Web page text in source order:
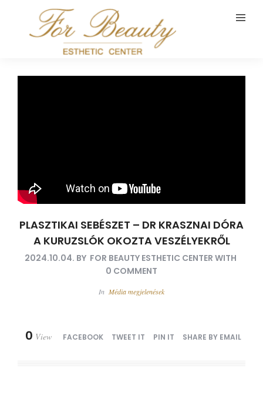
PLASZTIKAI SEBÉSZET – DR KRASZNAI DÓRA
A KURUZSLÓK OKOZTA VESZÉLYEKRŐL
2024.10.04. BY FOR BEAUTY ESTHETIC CENTER WITH
0 COMMENT
In Média megjelenések
0 View FACEBOOK TWEET IT PIN IT SHARE BY EMAIL